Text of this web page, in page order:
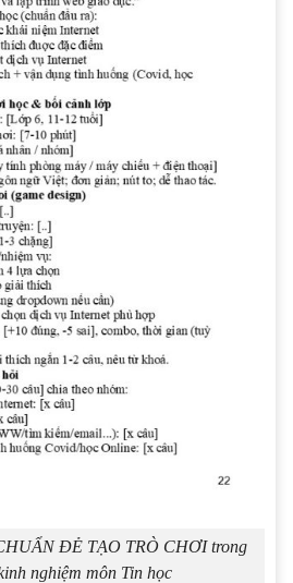
ĐẺ TẠO TRÒ CHƠI trong
nghiệm môn Tin học